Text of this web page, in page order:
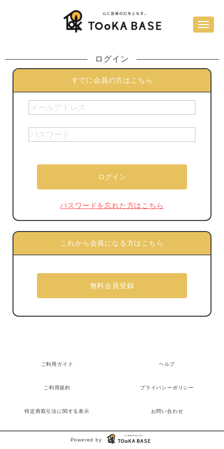
ログイン
すでに会員の方はこちら
パスワードを忘れた方はこちら
これから会員になる方はこちら
ご利用ガイド ヘルプ
ご利用規約 プライバシーポリシー
特定商取引法に関する表示 お問い合わせ
Powered by